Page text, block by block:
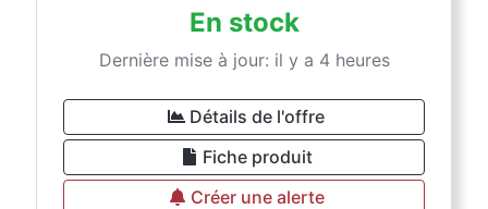
En stock
Dernière mise à jour: il y a 4 heures
Détails de l'offre
Fiche produit
Créer une alerte